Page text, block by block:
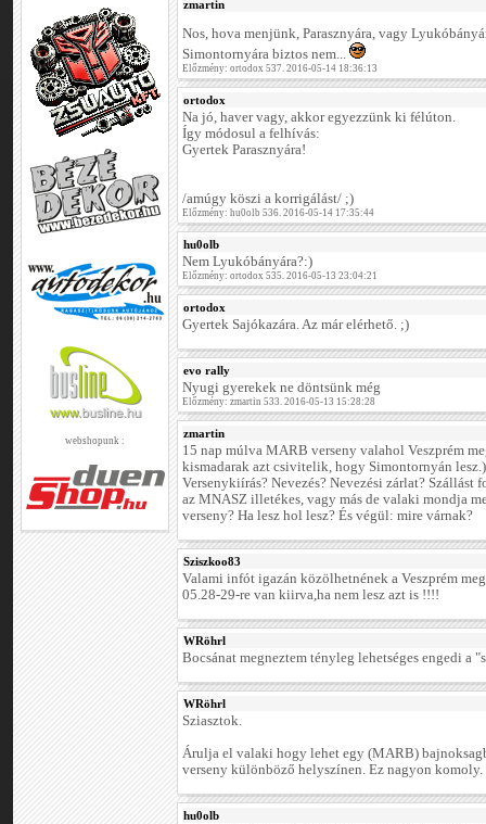
webshopunk :
zmartin
Nos, hova menjünk, Parasznyára, vagy
Simontornyára biztos nem...
Előzmény: ortodox 537. 2016-05-14 18:36:13
ortodox
Na jó, haver vagy, akkor egyezzünk ki félúton.
Így módosul a felhívás:
Gyertek Parasznyára!
/amúgy köszi a korrigálást/ ;)
Előzmény: hu0olb 536. 2016-05-14 17:35:44
hu0olb
Nem Lyukóbányára?:)
Előzmény: ortodox 535. 2016-05-13 23:04:21
ortodox
Gyertek Sajókazára. Az már elérhető. ;)
evo rally
Nyugi gyerekek ne döntsünk még
Előzmény: zmartin 533. 2016-05-13 15:28:28
zmartin
15 nap múlva MARB verseny valahol Veszprém
kismadarak azt csivitelik, hogy Simontornyán lesz.)
Versenykiírás? Nevezés? Nevezési zárlat?
az MNASZ illetékes, vagy más de valaki mondja
verseny? Ha lesz hol lesz? És végül: mire várnak?
Sziszkoo83
Valami infót igazán közölhetnének a Veszprém
05.28-29-re van kiirva,ha nem lesz azt is !!!!
WRöhrl
Bocsánat megneztem tényleg lehetséges engedi a
WRöhrl
Sziasztok.
Árulja el valaki hogy lehet egy (MARB)
verseny különböző helyszínen. Ez nagyon komoly.
hu0olb